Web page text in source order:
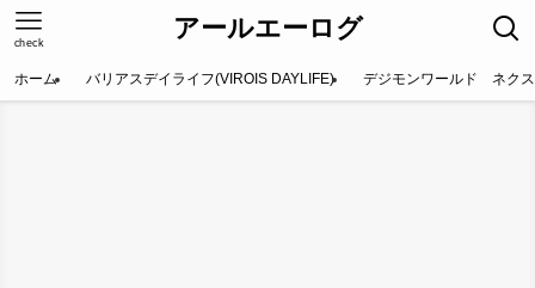
アールエーログ
check
ホーム バリアスデイライフ(VIROIS DAYLIFE) デジモンワールド ネク